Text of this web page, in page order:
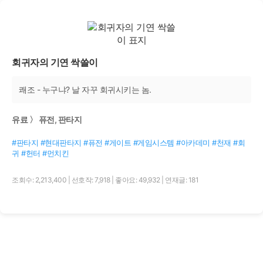
회귀자의 기연 싹쓸이
쾌조 - 누구냐? 날 자꾸 회귀시키는 놈.
유료 〉 퓨전, 판타지
#판타지 #현대판타지 #퓨전 #게이트 #게임시스템 #아카데미 #천재 #회
귀 #헌터 #먼치킨
조회수: 2,213,400 선호작: 7,918 좋아요: 49,932 연재글: 181